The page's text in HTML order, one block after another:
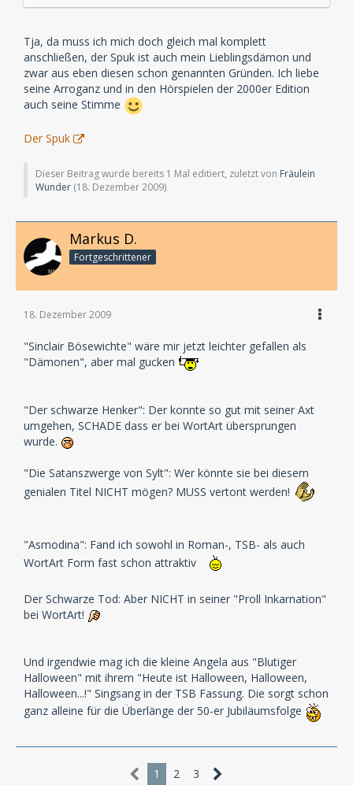
Tja, da muss ich mich doch gleich mal komplett
anschließen, der Spuk ist auch mein Lieblingsdämon und
zwar aus eben diesen schon genannten Gründen. Ich liebe
seine Arroganz und in den Hörspielen der 2000er Edition
auch seine Stimme
Der Spuk
Dieser Beitrag wurde bereits 1 Mal editiert, zuletzt von Fräulein
Wunder (18. Dezember 2009)
Markus D.
Fortgeschrittener
18. Dezember 2009
"Sinclair Bösewichte" wäre mir jetzt leichter gefallen als
"Dämonen", aber mal gucken
"Der schwarze Henker": Der konnte so gut mit seiner Axt
umgehen, SCHADE dass er bei WortArt übersprungen
wurde.
"Die Satanszwerge von Sylt": Wer könnte sie bei diesem
genialen Titel NICHT mögen? MUSS vertont werden!
"Asmodina": Fand ich sowohl in Roman-, TSB- als auch
WortArt Form fast schon attraktiv
Der Schwarze Tod: Aber NICHT in seiner "Proll Inkarnation"
bei WortArt!
Und irgendwie mag ich die kleine Angela aus "Blutiger
Halloween" mit ihrem "Heute ist Halloween, Halloween,
Halloween...!" Singsang in der TSB Fassung. Die sorgt schon
ganz alleine für die Überlänge der 50-er Jubiläumsfolge
1 2 3